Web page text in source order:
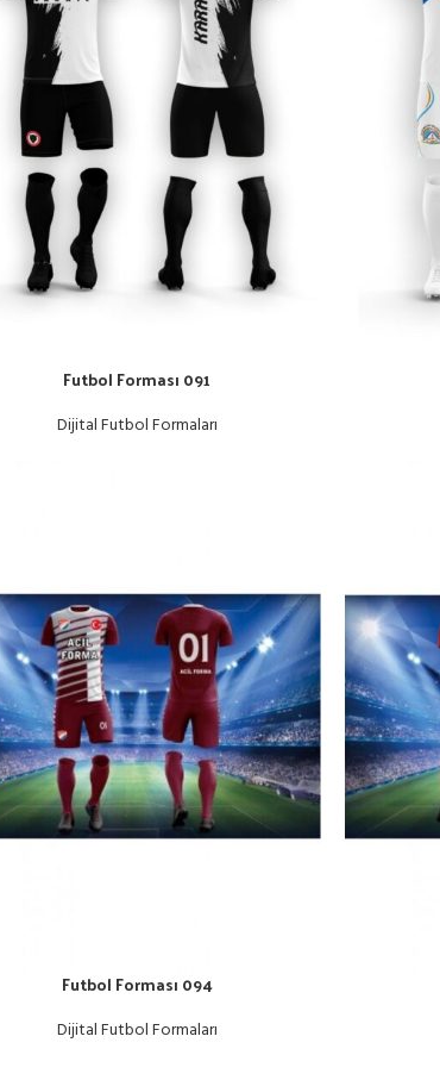
Futbol Forması 091
Dijital Futbol Formaları
Futbol Forması 094
Dijital Futbol Formaları